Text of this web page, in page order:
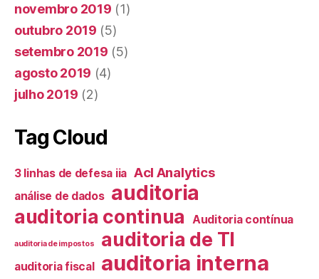
novembro 2019 (1)
outubro 2019 (5)
setembro 2019 (5)
agosto 2019 (4)
julho 2019 (2)
Tag Cloud
3 linhas de defesa iia Acl Analytics
análise de dados auditoria
auditoria continua Auditoria contínua
auditoria de impostos auditoria de TI
auditoria fiscal auditoria interna